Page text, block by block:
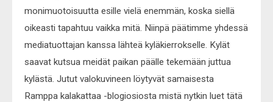
monimuotoisuutta esille vielä enemmän, koska siellä
oikeasti tapahtuu vaikka mitä. Niinpä päätimme yhdessä
mediatuottajan kanssa lähteä kyläkierrokselle. Kylät
saavat kutsua meidät paikan päälle tekemään juttua
kylästä. Jutut valokuvineen löytyvät samaisesta
Ramppa kalakattaa -blogiosiosta mistä nytkin luet tätä